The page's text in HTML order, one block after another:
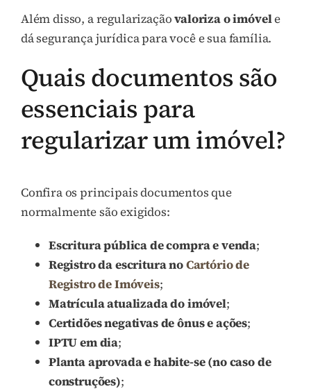
Além disso, a regularizaçãovaloriza o imóvele
dá segurança jurídica para você e sua família.
Quais documentos são
essenciais para
regularizar um imóvel?
Confira os principais documentos que
normalmente são exigidos:
Escritura pública de compra e venda;
Registro da escritura noCartório de
Registro de Imóveis;
Matrícula atualizada do imóvel;
Certidões negativas de ônus e ações;
IPTU em dia;
Planta aprovada e habite-se (no caso de
construções);